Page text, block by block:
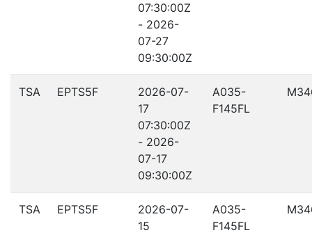
07:30:00Z
- 2026-
07-27
09:30:00Z
TSA EPTS5F
2026-07-
17
07:30:00Z
- 2026-
07-17
09:30:00Z
A035-
F145FL
TSA EPTS5F
2026-07-
15
A035-
F145FL